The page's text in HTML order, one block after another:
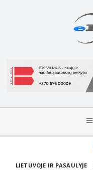
LIETUVOJE IR PASAULYJE